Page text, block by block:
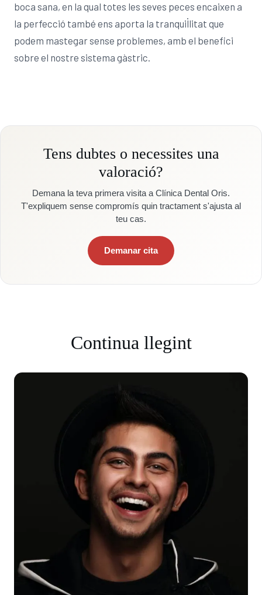
boca sana, en la qual totes les seves peces encaixen a
la perfecció també ens aporta la tranquil·litat que
podem mastegar sense problemes, amb el benefici
sobre el nostre sistema gàstric.
Tens dubtes o necessites una
valoració?
Demana la teva primera visita a Clínica Dental Oris.
T'expliquem sense compromís quin tractament s'ajusta al
teu cas.
Demanar cita
Continua llegint